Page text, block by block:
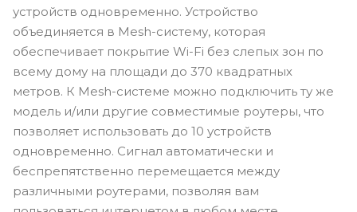
устройств одновременно. Устройство
объединяется в Mesh-систему, которая
обеспечивает покрытие Wi-Fi без слепых зон по
всему дому на площади до 370 квадратных
метров. К Mesh-системе можно подключить ту же
модель и/или другие совместимые роутеры, что
позволяет использовать до 10 устройств
одновременно. Сигнал автоматически и
беспрепятственно перемещается между
различными роутерами, позволяя вам